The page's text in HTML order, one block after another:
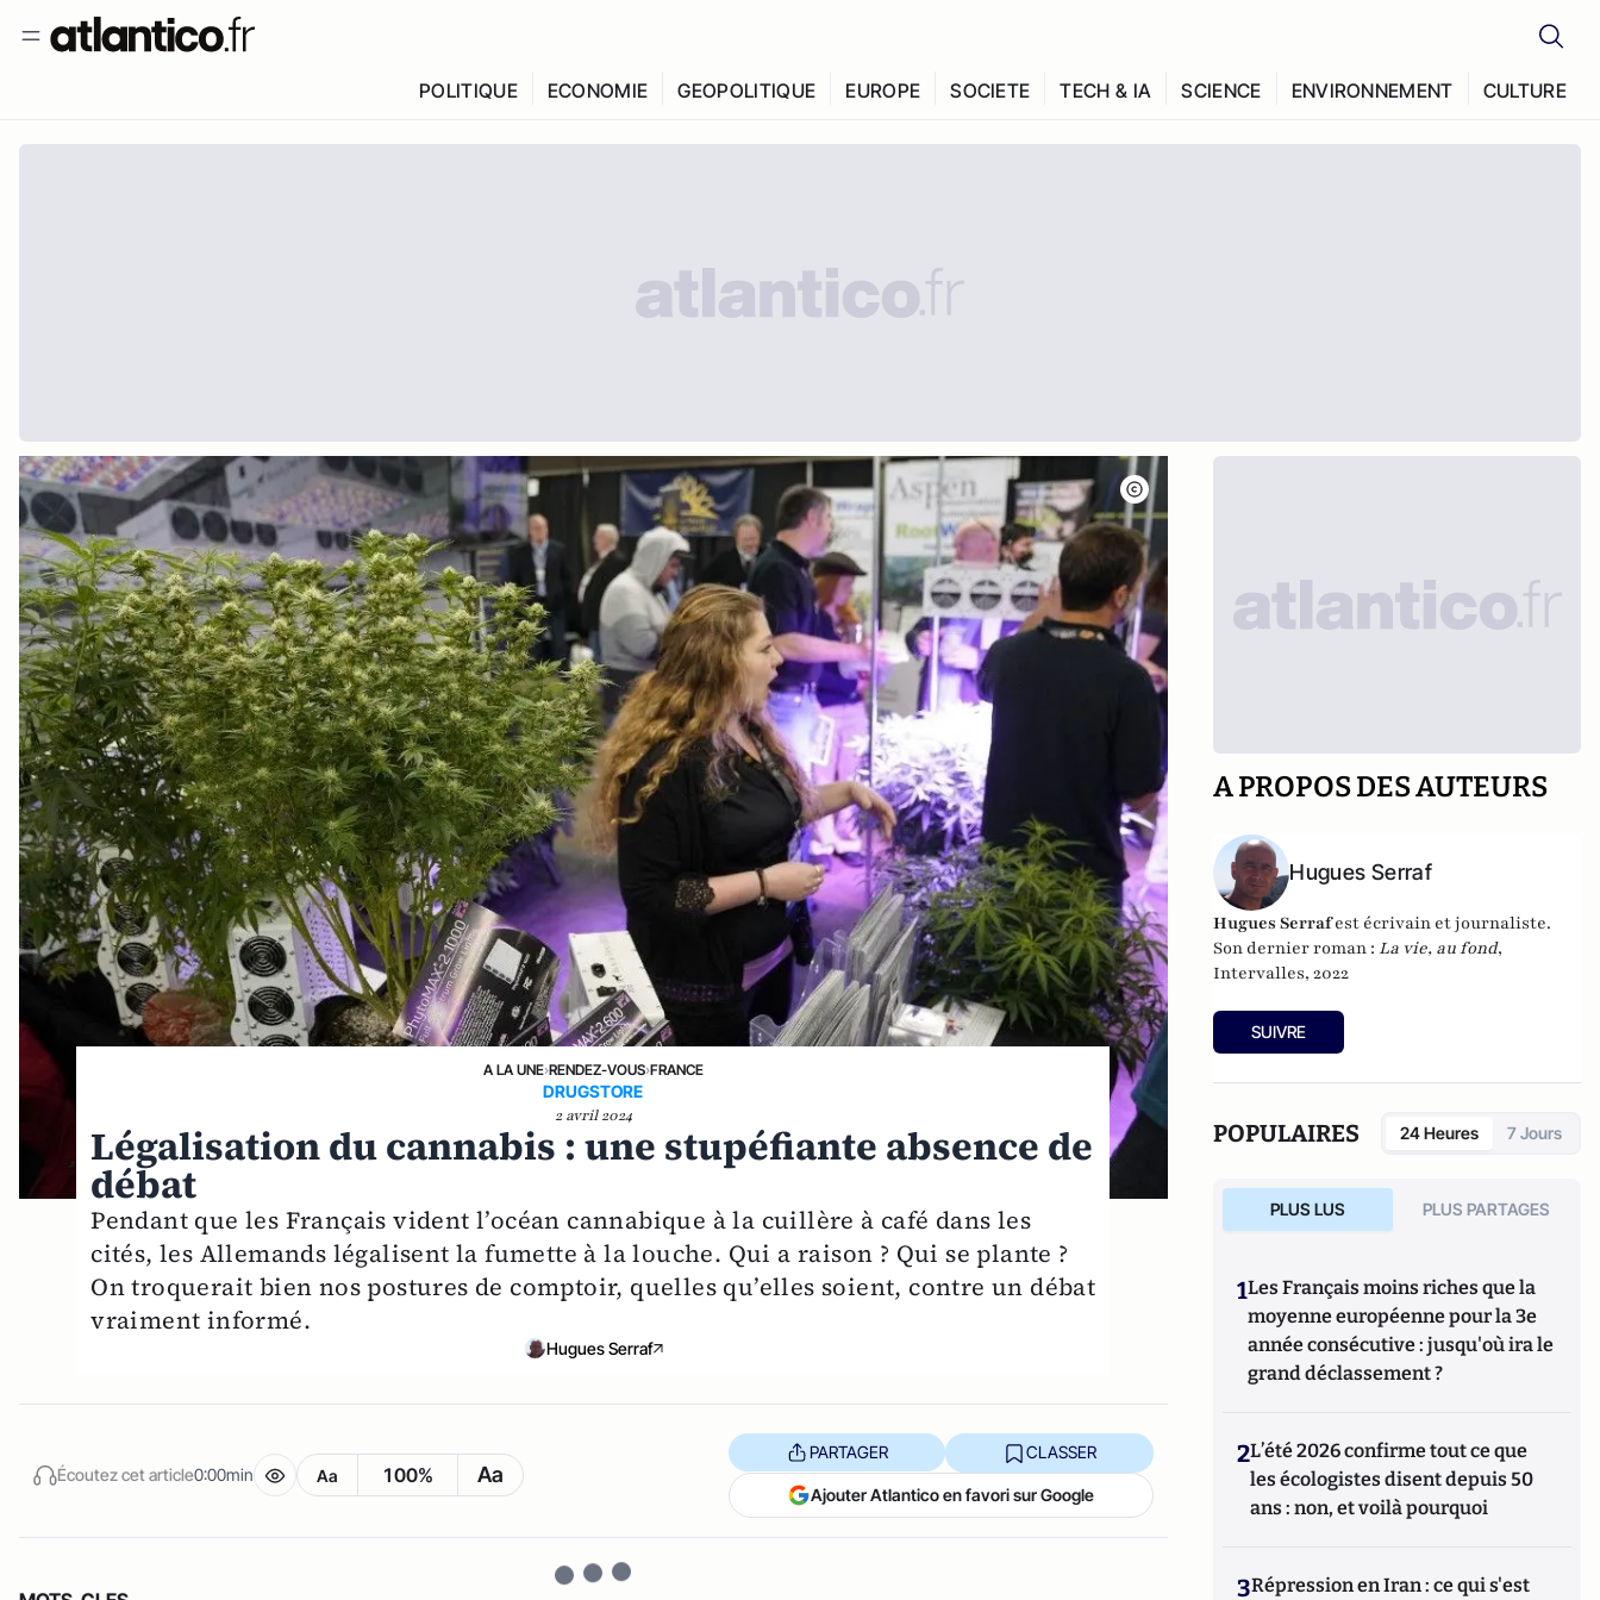
POLITIQUE ECONOMIE GEOPOLITIQUE EUROPE SOCIETE TECH & IA SCIENCE ENVIRONNEMENT CULTURE
A LA UNE›RENDEZ-VOUS›FRANCE
DRUGSTORE
2 avril 2024
Légalisation du cannabis : une stupéfiante absence de
débat
Pendant que les Français vident l’océan cannabique à la cuillère à café dans les
cités, les Allemands légalisent la fumette à la louche. Qui a raison ? Qui se plante ?
On troquerait bien nos postures de comptoir, quelles qu’elles soient, contre un débat
vraiment informé.
Hugues Serraf
Écoutez cet article0:00min Aa 100% Aa
PARTAGER CLASSER
Ajouter Atlantico en favori sur Google
A PROPOS DES AUTEURS
Hugues Serraf
Hugues Serrafest écrivain et journaliste.
Son dernier roman : La vie, au fond,
Intervalles, 2022
SUIVRE
POPULAIRES 24 Heures 7 Jours
PLUS LUS PLUS PARTAGES
1Les Français moins riches que la
moyenne européenne pour la 3e
année consécutive : jusqu'où ira le
grand déclassement ?
2L’été 2026 confirme tout ce que
les écologistes disent depuis 50
ans : non, et voilà pourquoi
3Répression en Iran : ce qui s'est